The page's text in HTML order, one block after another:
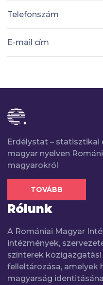
Telefonszám
E-mail cím
Erdélystat –
magyar nyelven
magyarokról
TOVÁBB
Rólunk
A Romániai Magyar
intézmények,
színterek
felleltározása, amelyek
magyarság